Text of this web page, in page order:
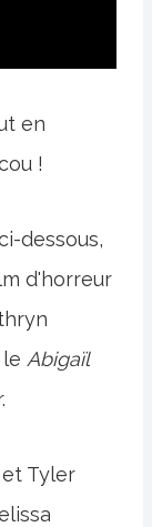
en
!
dessous,
d'horreur
Abigaïl
Tyler